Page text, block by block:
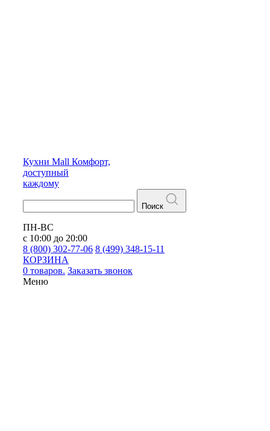
Кухни Mall Комфорт,
доступный
каждому
Поиск
ПН-ВС
с 10:00 до 20:00
8 (800) 302-77-06 8 (499) 348-15-11
КОРЗИНА
0 товаров. Заказать звонок
Меню